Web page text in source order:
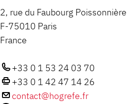
2, rue du Faubourg Poissonnière
F-75010 Paris
France
+33 0 1 53 24 03 70
+33 0 1 42 47 14 26
contact@hogrefe.fr